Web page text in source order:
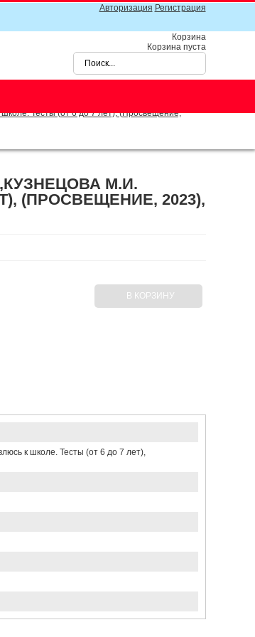
Авторизация Регистрация
Корзина
Корзина пуста
Тесты (от 6 до 7 лет), (Просвещение,
М.И.
(ПРОСВЕЩЕНИЕ, 2023),
В КОРЗИНУ
к школе. Тесты (от 6 до 7 лет),